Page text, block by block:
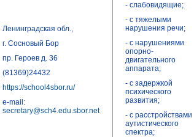
Ленинградская обл.,
г. Сосновый Бор
пр. Героев д. 36
(81369)24432
https://school4sbor.ru/
e-mail:
secretary@sch4.edu.sbor.net
- слабовидящие;
- с тяжелыми
нарушения речи;
- с нарушениями
опорно-
двигательного
аппарата;
- с задержкой
психического
развития;
- с расстройствами
аутистического
спектра;